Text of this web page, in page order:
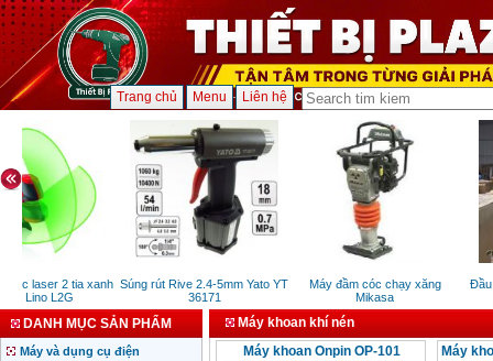
Trang chủ Menu Liên hệ
laser 2 tia xanh
Lino L2G
Súng rút Rive 2.4-5mm Yato YT
36171
Máy đầm cóc chạy xăng
Mikasa
Đầu
DANH MỤC SẢN PHẨM
Máy và dụng cụ điện
Máy khoan khí nén
Máy khoan Onpin OP-101
Máy